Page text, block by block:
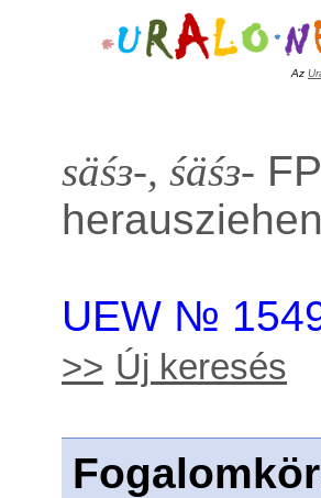
Az
säśɜ-, śäśɜ-
herausziehen
UEW №
>> Új keresés
Fogalomkör